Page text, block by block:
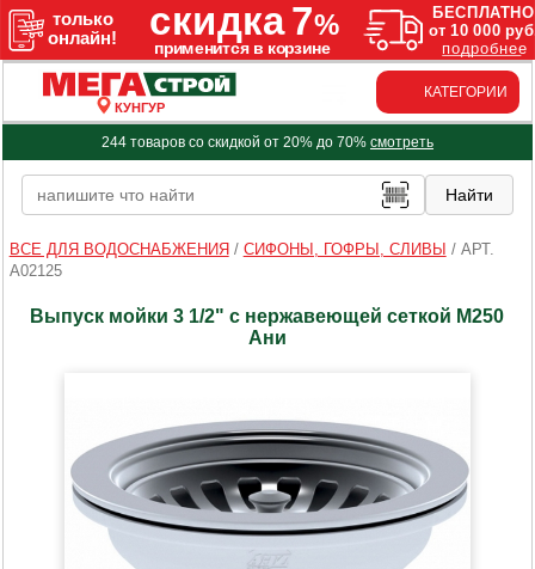
КУНГУР
КАТЕГОРИИ
244 товаров со скидкой от 20% до 70% смотреть
ВСЕ ДЛЯ ВОДОСНАБЖЕНИЯ / СИФОНЫ, ГОФРЫ, СЛИВЫ / АРТ.
A02125
Выпуск мойки 3 1/2" с нержавеющей сеткой М250
Ани